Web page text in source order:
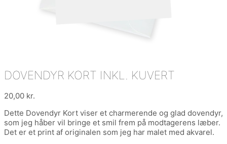
DOVENDYR KORT INKL. KUVERT
20,00 kr.
Dette Dovendyr Kort viser et charmerende og glad dovendyr,
som jeg håber vil bringe et smil frem på modtagerens læber.
Det er et print af originalen som jeg har malet med akvarel.